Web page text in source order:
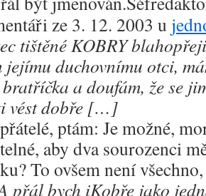
ze 3. 12. 2003 u
tištěné KOBRY
jejímu duchovnímu otci,
a doufám, že se
vést dobře […]
ptám: Je možné,
aby dva sourozenci
To ovšem není
přál bych iKobře jako